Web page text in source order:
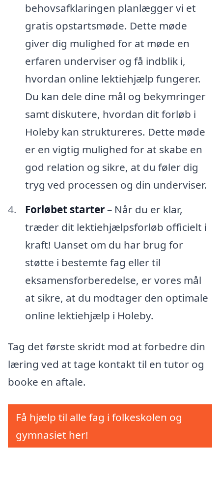
behovsafklaringen planlægger vi et
gratis opstartsmøde. Dette møde
giver dig mulighed for at møde en
erfaren underviser og få indblik i,
hvordan online lektiehjælp fungerer.
Du kan dele dine mål og bekymringer
samt diskutere, hvordan dit forløb i
Holeby kan struktureres. Dette møde
er en vigtig mulighed for at skabe en
god relation og sikre, at du føler dig
tryg ved processen og din underviser.
Forløbet starter– Når du er klar,
træder dit lektiehjælpsforløb officielt i
kraft! Uanset om du har brug for
støtte i bestemte fag eller til
eksamensforberedelse, er vores mål
at sikre, at du modtager den optimale
online lektiehjælp i Holeby.
Tag det første skridt mod at forbedre din
læring ved at tage kontakt til en tutor og
booke en aftale.
Få hjælp til alle fag i folkeskolen og
gymnasiet her!